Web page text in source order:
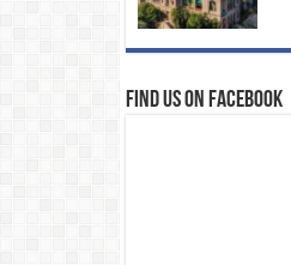
Find us on Facebook